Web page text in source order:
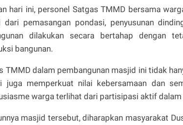
hari ini, personel Satgas TMMD bersama
dari pemasangan pondasi, penyusunan
dilakukan secara bertahap dengan
bangunan.
TMMD dalam pembangunan masjid ini tidak
juga memperkuat nilai kebersamaan dan
warga terlihat dari partisipasi aktif
masjid tersebut, diharapkan masyarakat